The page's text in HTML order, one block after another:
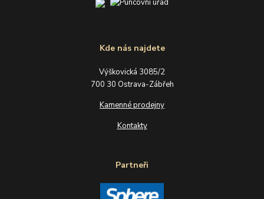
Kde nás najdete
Výškovická 3085/2
700 30 Ostrava-Zábřeh
Kamenné prodejny
Kontakty
Partneři